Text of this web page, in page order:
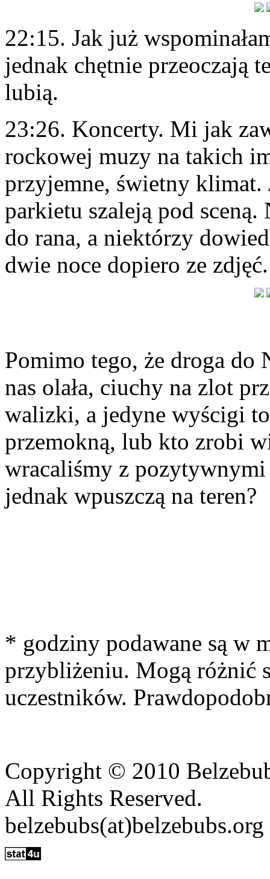
22:15. Jak już
jednak chętnie przeoczają
lubią.
23:26. Koncerty. Mi jak
rockowej muzy na takich
przyjemne, świetny
parkietu szaleją pod
do rana, a niektórzy
dwie noce dopiero ze zdjęć.
Pomimo tego, że droga do
nas olała, ciuchy na zlot
walizki, a jedyne wyścigi
przemokną, lub kto zrobi
wracaliśmy z
jednak wpuszczą na teren?
* godziny podawane są w
przybliżeniu. Mogą różnić
uczestników.
Copyright © 2010
All Rights Reserved.
belzebubs(at)belzebubs.org